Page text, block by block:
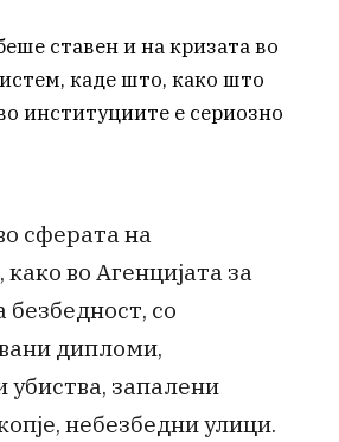
ставен и на кризата во
каде што, како што
институциите е сериозно
сферата на
како во Агенцијата за
со
дипломи,
убиства, запалени
небезбедни улици.